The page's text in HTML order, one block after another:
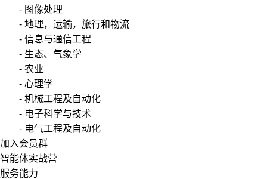
- 图像处理
- 地理，运输，旅行和物流
- 信息与通信工程
- 生态、气象学
- 农业
- 心理学
- 机械工程及自动化
- 电子科学与技术
- 电气工程及自动化
加入会员群
智能体实战营
服务能力